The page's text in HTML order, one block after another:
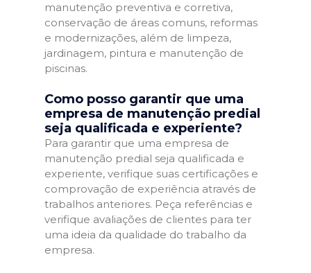
manutenção preventiva e corretiva,
conservação de áreas comuns, reformas
e modernizações, além de limpeza,
jardinagem, pintura e manutenção de
piscinas.
Como posso garantir que uma
empresa de manutenção predial
seja qualificada e experiente?
Para garantir que uma empresa de
manutenção predial seja qualificada e
experiente, verifique suas certificações e
comprovação de experiência através de
trabalhos anteriores. Peça referências e
verifique avaliações de clientes para ter
uma ideia da qualidade do trabalho da
empresa.